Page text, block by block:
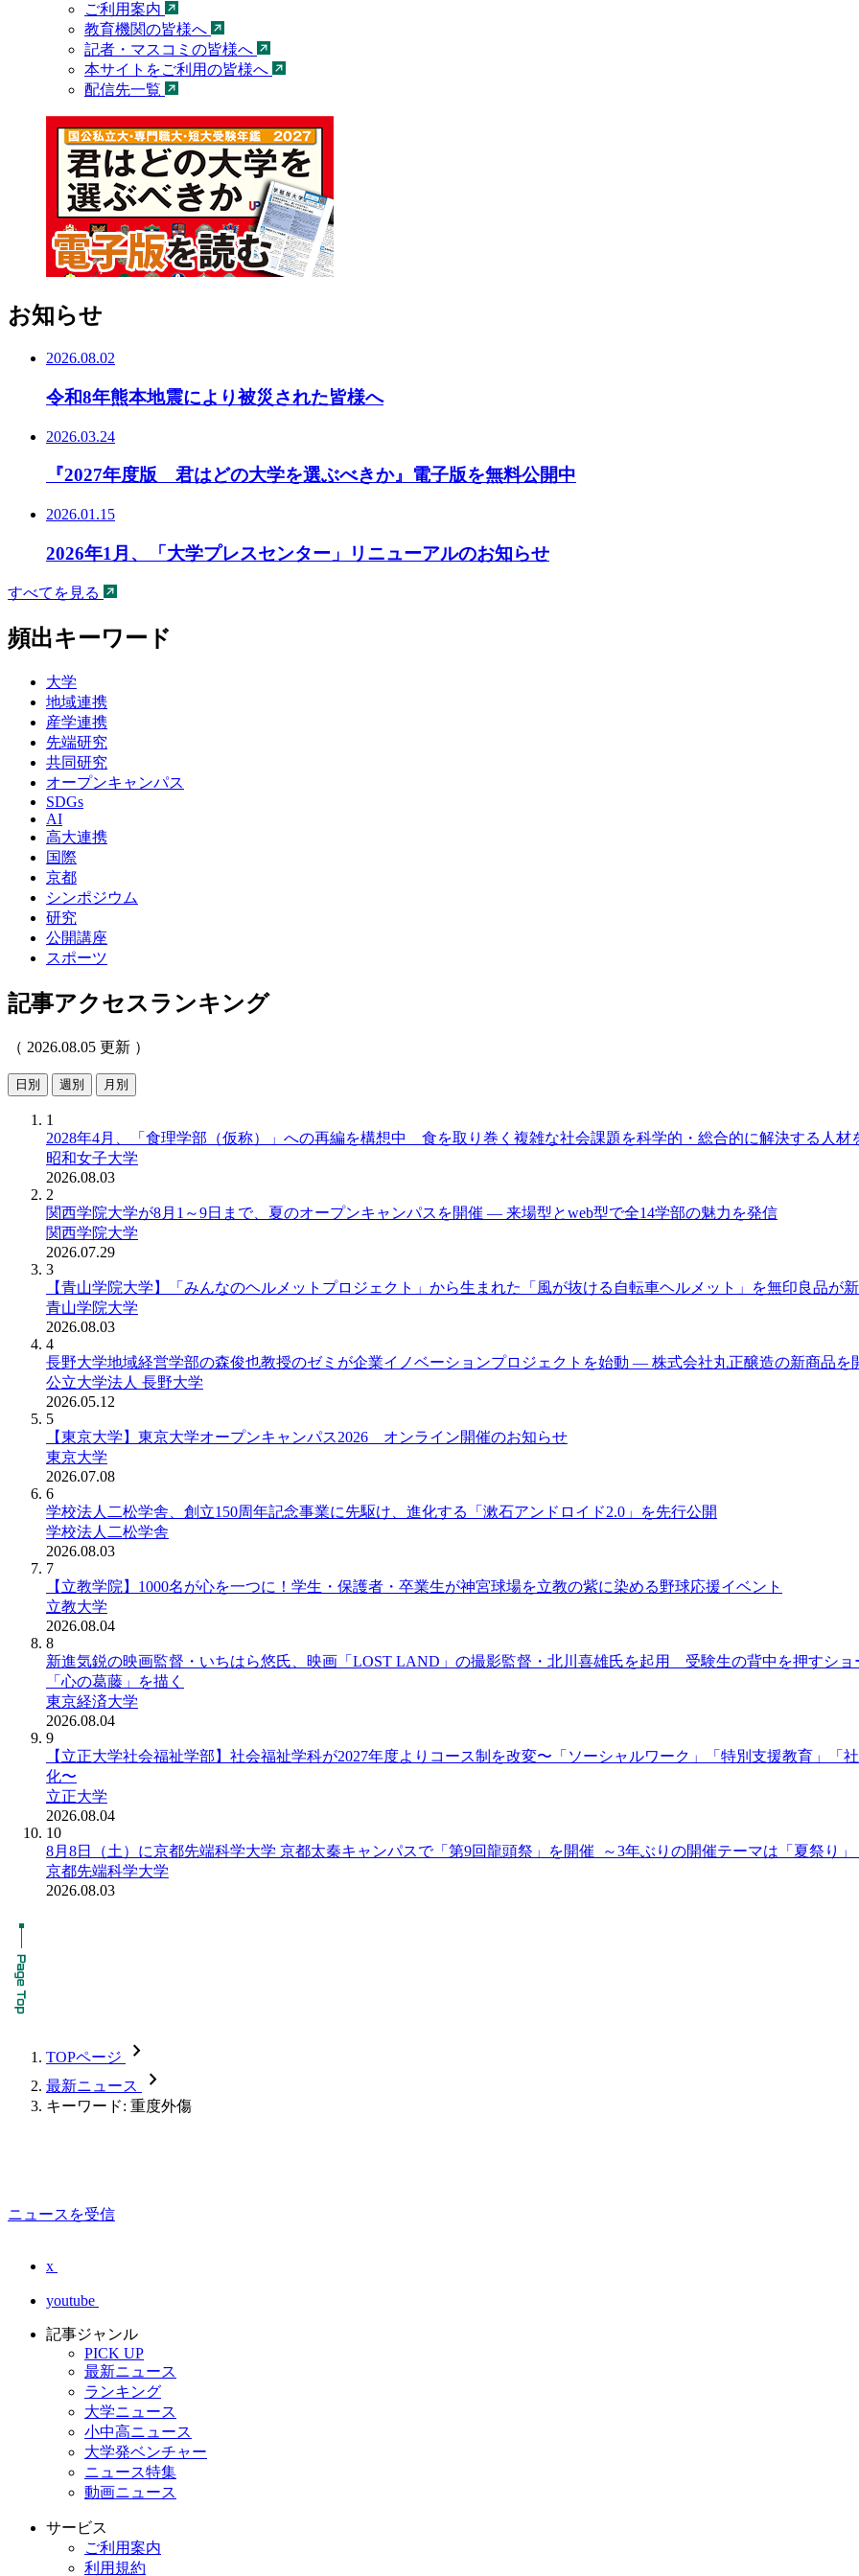
ご利用案内
教育機関の皆様へ
記者・マスコミの皆様へ
本サイトをご利用の皆様へ
配信先一覧
お知らせ
2026.08.02
令和8年熊本地震により被災された皆様へ
2026.03.24
『2027年度版 君はどの大学を選ぶべきか』電子版を無料公開中
2026.01.15
2026年1月、「大学プレスセンター」リニューアルのお知らせ
すべてを見る
頻出キーワード
大学
地域連携
産学連携
先端研究
共同研究
オープンキャンパス
SDGs
AI
高大連携
国際
京都
シンポジウム
研究
公開講座
スポーツ
記事アクセスランキング
（ 2026.08.05 更新 ）
日別 週別 月別
1
2028年4月、「食理学部（仮称）」への再編を構想中 食を取り巻く複雑な社会課題を科学的・総合的に解決する人材
昭和女子大学
2026.08.03
2
関西学院大学が8月1～9日まで、夏のオープンキャンパスを開催 ― 来場型とweb型で全14学部の魅力を発信
関西学院大学
2026.07.29
3
【青山学院大学】「みんなのヘルメットプロジェクト」から生まれた「風が抜ける自転車ヘルメット」を無印良品が
青山学院大学
2026.08.03
4
長野大学地域経営学部の森俊也教授のゼミが企業イノベーションプロジェクトを始動 ― 株式会社丸正醸造の新商品を
公立大学法人 長野大学
2026.05.12
5
【東京大学】東京大学オープンキャンパス2026 オンライン開催のお知らせ
東京大学
2026.07.08
6
学校法人二松学舎、創立150周年記念事業に先駆け、進化する「漱石アンドロイド2.0」を先行公開
学校法人二松学舎
2026.08.03
7
【立教学院】1000名が心を一つに！学生・保護者・卒業生が神宮球場を立教の紫に染める野球応援イベント
立教大学
2026.08.04
8
新進気鋭の映画監督・いちはら悠氏、映画「LOST LAND」の撮影監督・北川喜雄氏を起用 受験生の背中を押すシ
「心の葛藤」を描く
東京経済大学
2026.08.04
9
【立正大学社会福祉学部】社会福祉学科が2027年度よりコース制を改変〜「ソーシャルワーク」「特別支援教育」
化〜
立正大学
2026.08.04
10
8月8日（土）に京都先端科学大学 京都太秦キャンパスで「第9回龍頭祭」を開催 ～3年ぶりの開催テーマは「夏祭り
京都先端科学大学
2026.08.03
TOPページ chevron_forward
最新ニュース chevron_forward
キーワード: 重度外傷
ニュースを受信
x
youtube
記事ジャンル
PICK UP
最新ニュース
ランキング
大学ニュース
小中高ニュース
大学発ベンチャー
ニュース特集
動画ニュース
サービス
ご利用案内
利用規約